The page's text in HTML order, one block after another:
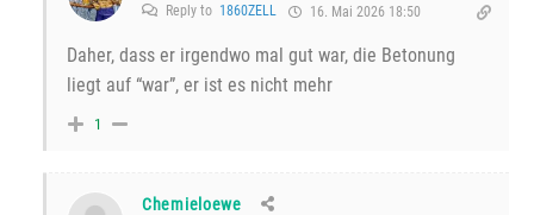
Reply to 1860ZELL 16. Mai 2026 18:50
Daher, dass er irgendwo mal gut war, die Betonung
liegt auf “war”, er ist es nicht mehr
1
Chemieloewe